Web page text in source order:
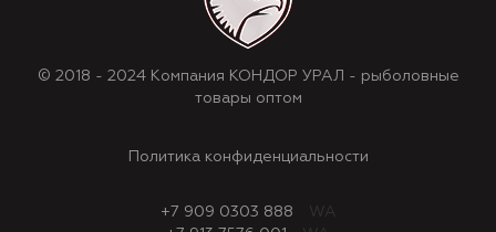
© 2018 - 2024 Компания КОНДОР УРАЛ - рыболовные
товары оптом
Политика конфиденциальности
+7 909 0303 888
WA